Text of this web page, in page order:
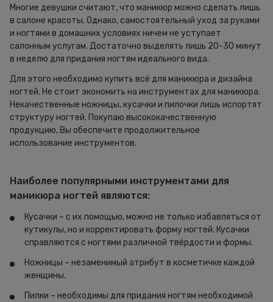
Многие девушки считают, что маникюр можно сделать лишь
в салоне красоты. Однако, самостоятельный уход за руками
и ногтями в домашних условиях ничем не уступает
салонным услугам. Достаточно выделять лишь 20-30 минут
в неделю для придания ногтям идеального вида.
Для этого необходимо купить всё для маникюра и дизайна
ногтей. Не стоит экономить на инструментах для маникюра.
Некачественные ножницы, кусачки и пилочки лишь испортят
структуру ногтей. Покупаю высококачественную
продукцию, Вы обеспечите продолжительное
использование инструментов.
Наиболее популярными инструментами для
маникюра ногтей являются:
Кусачки – с их помощью, можно не только избавляться от
кутикулы, но и корректировать форму ногтей. Кусачки
справляются с ногтями различной твёрдости и формы.
Ножницы – незаменимый атрибут в косметичке каждой
женщины.
Пилки – необходимы для придания ногтям необходимой